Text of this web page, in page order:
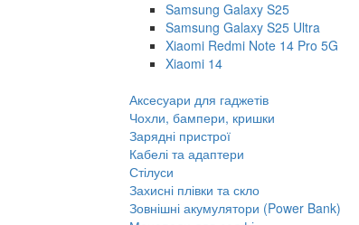
Samsung Galaxy S25
Samsung Galaxy S25 Ultra
Xiaomi Redmi Note 14 Pro 5G
Xiaomi 14
Аксесуари для гаджетів
Чохли, бампери, кришки
Зарядні пристрої
Кабелі та адаптери
Стілуси
Захисні плівки та скло
Зовнішні акумулятори (Power Bank)